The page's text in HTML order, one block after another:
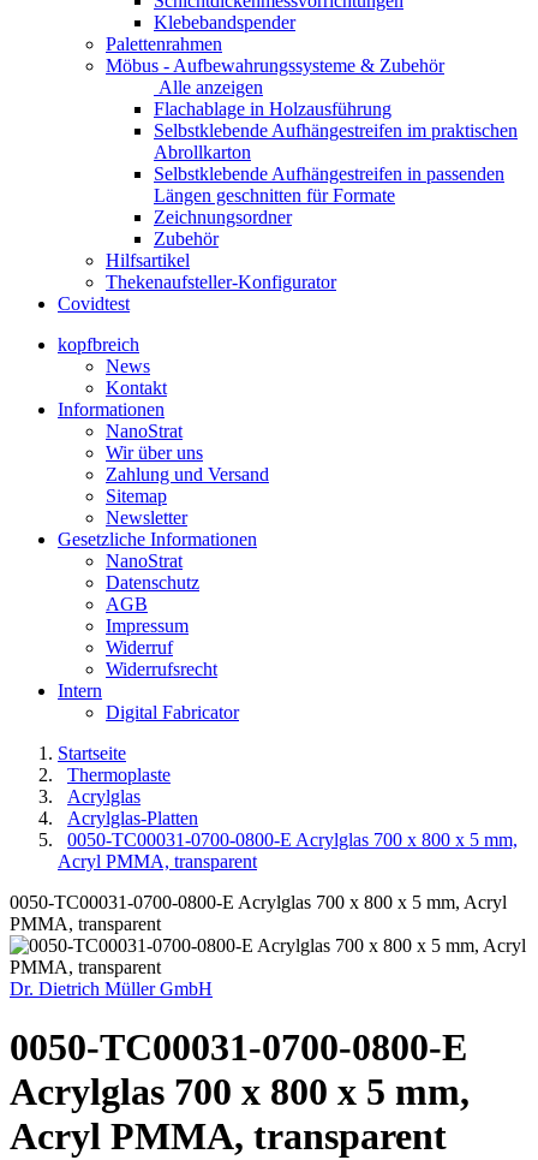
Klebebandspender
Palettenrahmen
Möbus - Aufbewahrungssysteme & Zubehör
Alle anzeigen
Flachablage in Holzausführung
Selbstklebende Aufhängestreifen im praktischen
Abrollkarton
Selbstklebende Aufhängestreifen in passenden
Längen geschnitten für Formate
Zeichnungsordner
Zubehör
Hilfsartikel
Thekenaufsteller-Konfigurator
Covidtest
kopfbreich
News
Kontakt
Informationen
NanoStrat
Wir über uns
Zahlung und Versand
Sitemap
Newsletter
Gesetzliche Informationen
NanoStrat
Datenschutz
AGB
Impressum
Widerruf
Widerrufsrecht
Intern
Digital Fabricator
Startseite
Thermoplaste
Acrylglas
Acrylglas-Platten
0050-TC00031-0700-0800-E Acrylglas 700 x 800 x 5 mm,
Acryl PMMA, transparent
0050-TC00031-0700-0800-E Acrylglas 700 x 800 x 5 mm, Acryl
PMMA, transparent
Dr. Dietrich Müller GmbH
0050-TC00031-0700-0800-E
Acrylglas 700 x 800 x 5 mm,
Acryl PMMA, transparent